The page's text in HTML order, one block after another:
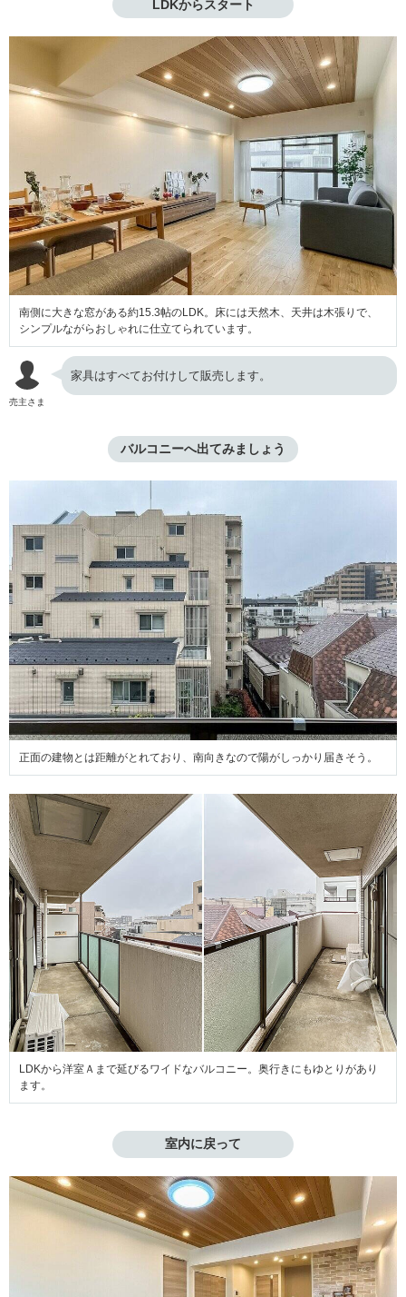
LDKからスタート
南側に大きな窓がある約15.3帖のLDK。床には天然木、天井は木張りで、
シンプルながらおしゃれに仕立てられています。
売主さま
家具はすべてお付けして販売します。
バルコニーへ出てみましょう
正面の建物とは距離がとれており、南向きなので陽がしっかり届きそう。
LDKから洋室Ａまで延びるワイドなバルコニー。奥行きにもゆとりがあり
ます。
室内に戻って